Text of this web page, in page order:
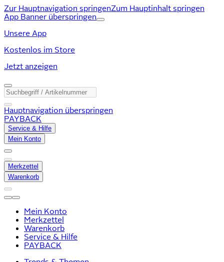
Zur Hauptnavigation springenZum Hauptinhalt springen
App Banner überspringen
Unsere App
Kostenlos im Store
Jetzt anzeigen
Hauptnavigation überspringen
PAYBACK
Service & Hilfe
Mein Konto
Merkzettel
Warenkorb
Mein Konto
Merkzettel
Warenkorb
Service & Hilfe
PAYBACK